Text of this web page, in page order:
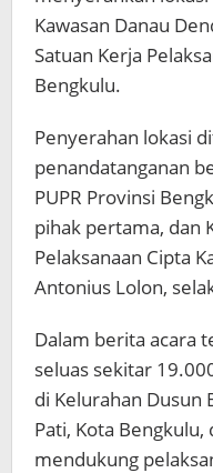
Kawasan Danau
Satuan Kerja
Bengkulu.
Penyerahan lokasi
penandatanganan
PUPR Provinsi
pihak pertama, dan
Pelaksanaan Cipta
Antonius Lolon,
Dalam berita acara
seluas sekitar
di Kelurahan Dusun
Pati, Kota
mendukung